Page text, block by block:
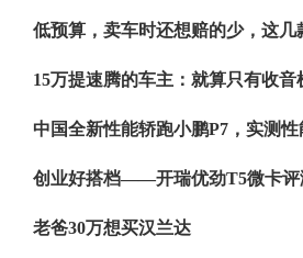
低预算，卖车时还想赔的少，这几
15万提速腾的车主：就算只有收音
中国全新性能轿跑小鹏P7，实测
创业好搭档——开瑞优劲T5微卡评
老爸30万想买汉兰达